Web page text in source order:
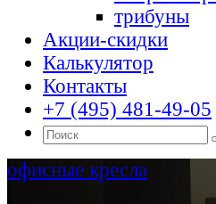
трибуны
Акции-скидки
Калькулятор
Контакты
+7 (495) 481-49-05
офисные кресла